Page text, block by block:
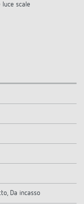
scale
Da incasso